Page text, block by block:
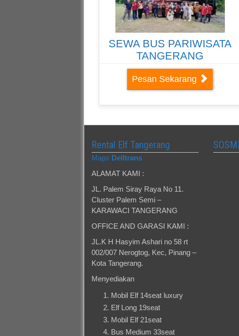
SEWA BUS PARIWISATA
TANGERANG
Pesan Sekarang
Rental Elf Tangerang
Maps Delltrans
ALAMAT KAMI :
JL. Palem Siray Raya No 11.
Cluster Palem Semi –
KARAWACI TANGERANG
OFFICE AND GARASI KAMI :
JL.K H Hasyim Ashari no 58 rt
002/007 Nerogtog, Kec, Pinang –
Kota Tangerang.
Menyediakan
Mobil Elf 14seat luxury
Elf Long 19seat
Mobil Elf 21seat
Bus Medium 33seat